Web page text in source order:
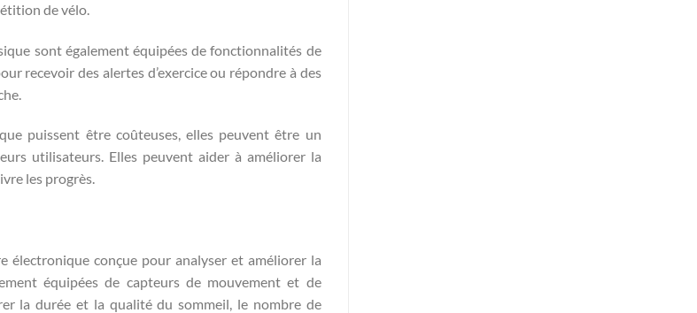
de vélo.
sont également équipées de fonctionnalités de
recevoir des alertes d’exercice ou répondre à des
puissent être coûteuses, elles peuvent être un
utilisateurs. Elles peuvent aider à améliorer la
les progrès.
électronique conçue pour analyser et améliorer la
équipées de capteurs de mouvement et de
la durée et la qualité du sommeil, le nombre de